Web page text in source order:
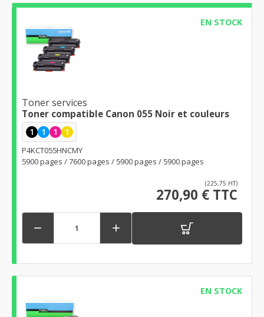
EN STOCK
Toner services
Toner compatible Canon 055 Noir et couleurs
1 1 1 1
P4KCT055HNCMY
5900 pages / 7600 pages / 5900 pages / 5900 pages
(225,75 HT)
270,90 € TTC
 
EN STOCK